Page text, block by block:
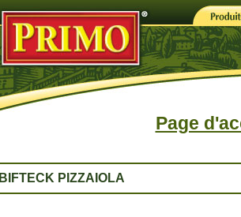
Page
BIFTECK PIZZAIOLA